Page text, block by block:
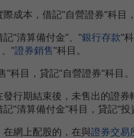
成本，借記"自營證券"科目
"清算備付金"、"銀行存款"
"證券銷售"科目。
目，貸記"自營證券"科目。
行期結束後，未售出的證
記"清算備付金"科目，貸記"投
網上配股的，在與證券交易